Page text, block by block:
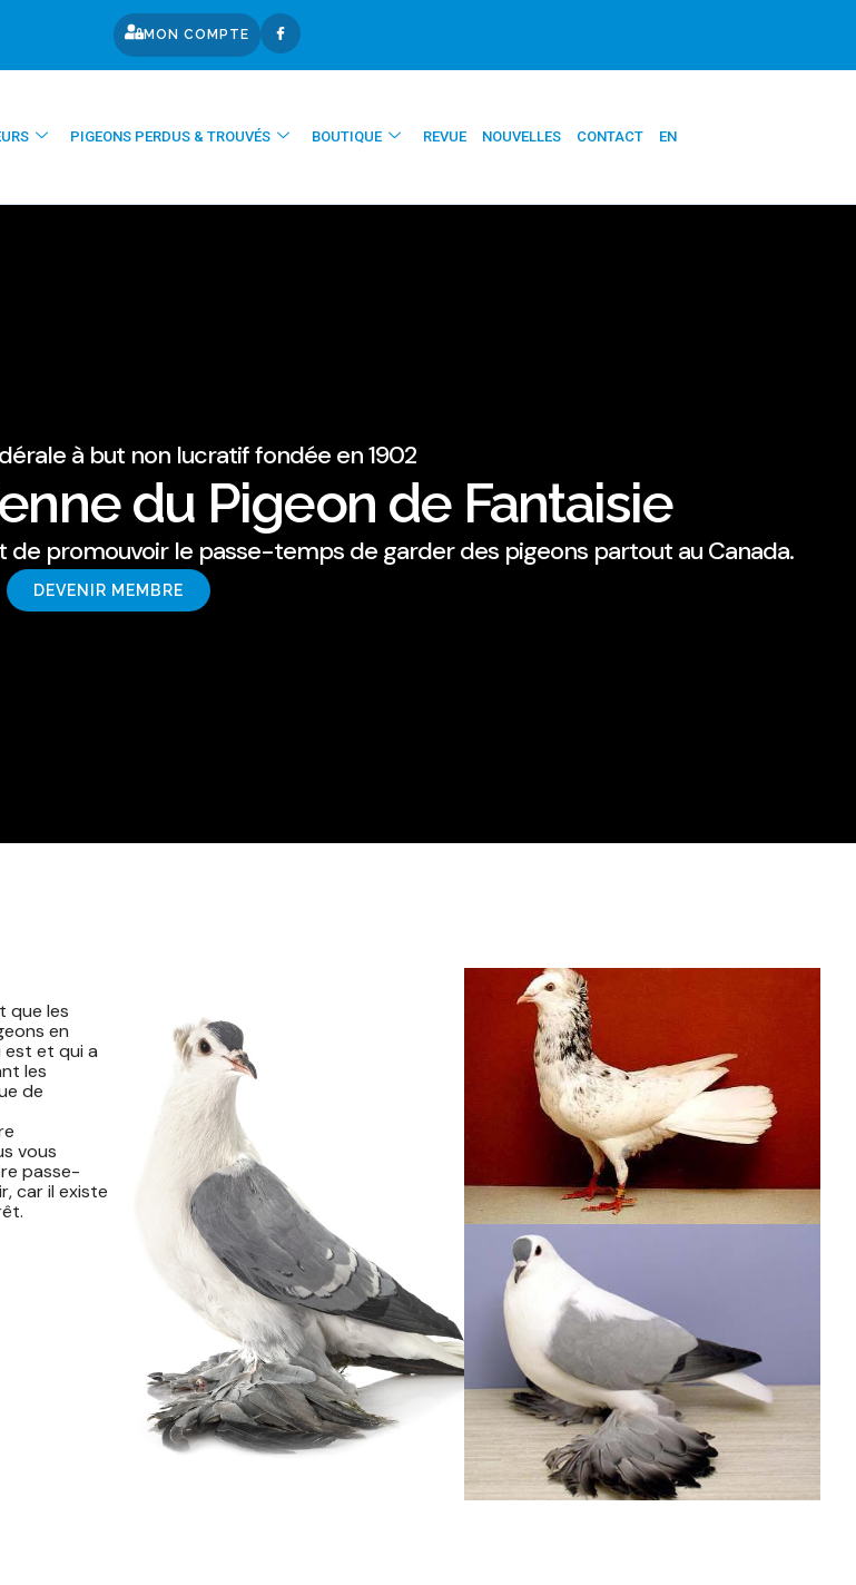
MON COMPTE
PIGEONS PERDUS & TROUVÉS BOUTIQUE REVUE NOUVELLES CONTACT EN
à but non lucratif fondée en 1902
du Pigeon de Fantaisie
de promouvoir le passe-temps de garder des pigeons partout au Canada.
DEVENIR MEMBRE
que les
en
est et qui a
les
de
vous
passe-
car il existe